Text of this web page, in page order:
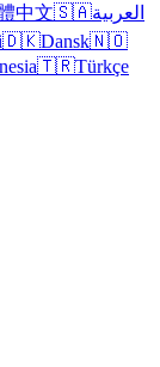
中文🇸🇦العربية
🇩🇰Dansk🇳🇴
🇹🇷Türkçe